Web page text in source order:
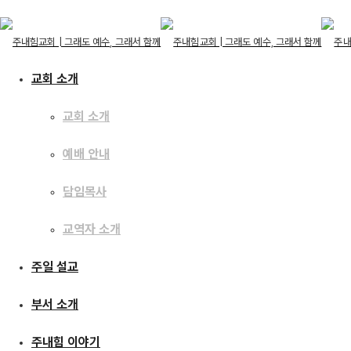
교회 소개
교회 소개
담임목사
주일 설교
주내힘 이야기
교회 소개
교회 소개
예배 안내
담임목사
교역자 소개
주일 설교
부서 소개
주내힘 이야기
주일 설교
[22.11.27] 나 때문에,